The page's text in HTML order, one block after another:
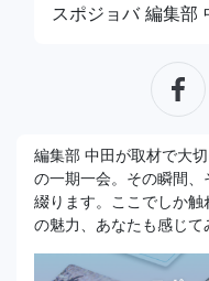
スポジョバ 編集部
編集部 中田が取材で大
の一期一会。その瞬間
綴ります。ここでしか触
の魅力、あなたも感じて